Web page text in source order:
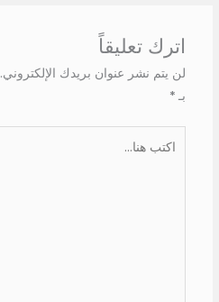
اترك تعليقاً
لن يتم نشر عنوان بريدك الإلكتروني.
بـ *